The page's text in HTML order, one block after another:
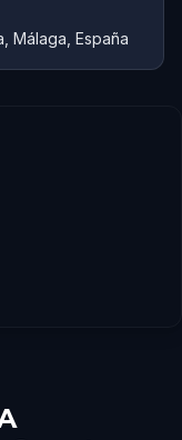
Málaga, España